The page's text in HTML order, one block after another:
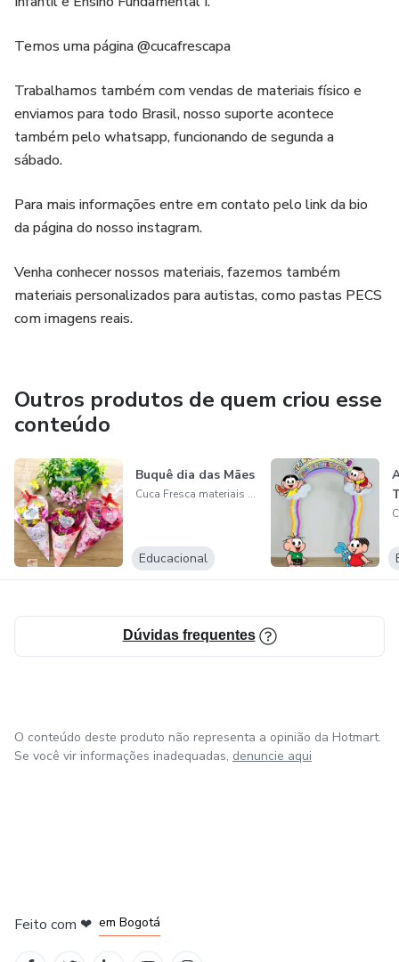
Temos uma página @cucafrescapa
Trabalhamos também com vendas de materiais físico e
enviamos para todo Brasil, nosso suporte acontece
também pelo whatsapp, funcionando de segunda a
sábado.
Para mais informações entre em contato pelo link da bio
da página do nosso instagram.
Venha conhecer nossos materiais, fazemos também
materiais personalizados para autistas, como pastas PECS
com imagens reais.
Outros produtos de quem criou esse
conteúdo
Buquê dia das Mães
Cuca Fresca materiais pedagógicos
Educacional
Dúvidas frequentes
O conteúdo deste produto não representa a opinião da Hotmart.
Se você vir informações inadequadas, denuncie aqui
Feito com ❤ em Bogotá